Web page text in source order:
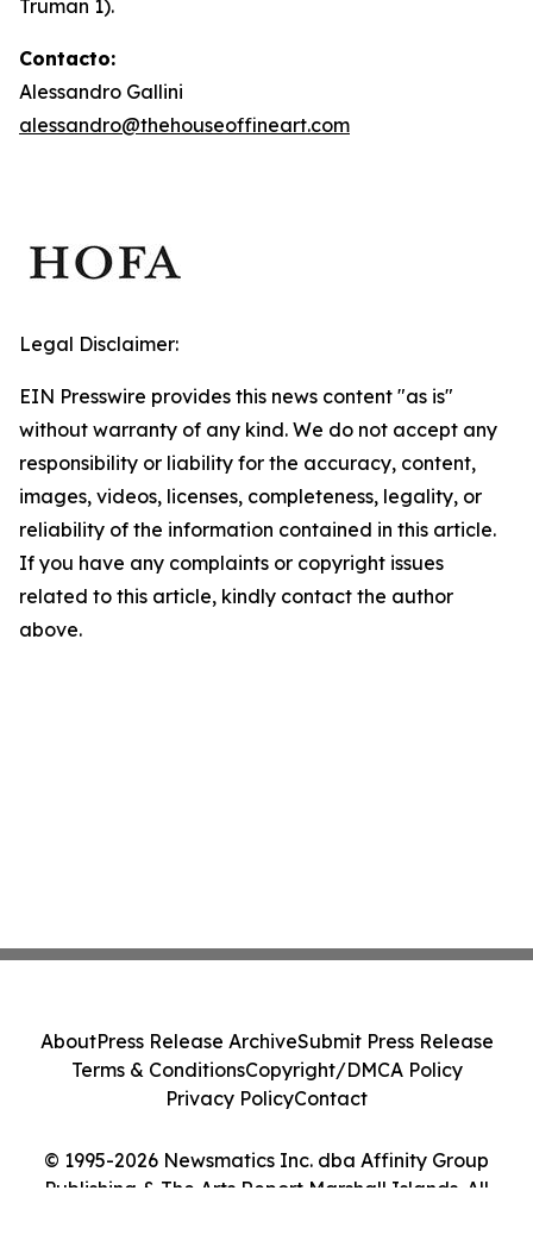
Truman 1).
Contacto:
Alessandro Gallini
alessandro@thehouseoffineart.com
Legal Disclaimer:
EIN Presswire provides this news content "as is"
without warranty of any kind. We do not accept any
responsibility or liability for the accuracy, content,
images, videos, licenses, completeness, legality, or
reliability of the information contained in this article.
If you have any complaints or copyright issues
related to this article, kindly contact the author
above.
© 1995-2026 Newsmatics Inc. dba Affinity Group
Publishing & The Arts Report Marshall Islands. All
AboutPress Release ArchiveSubmit Press Release
Terms & ConditionsCopyright/DMCA Policy
Privacy PolicyContact